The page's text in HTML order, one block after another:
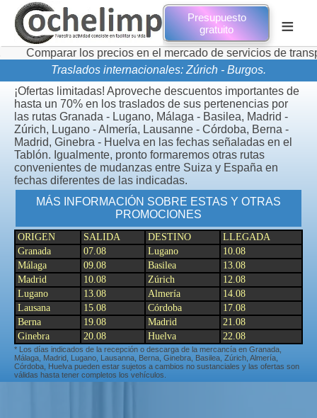
Presupuesto
gratuito
≡
los precios en el mercado de servicios de transporte de
Traslados internacionales: Zúrich - Burgos.
¡Ofertas limitadas! Aproveche descuentos importantes de
hasta un 70% en los traslados de sus pertenencias por
las rutas Granada - Lugano, Málaga - Basilea, Madrid -
Zúrich, Lugano - Almería, Lausanne - Córdoba, Berna -
Madrid, Ginebra - Huelva en las fechas señaladas en el
Tablón. Igualmente, pronto formaremos otras rutas
convenientes de mudanzas entre Suiza y España en
fechas diferentes de las indicadas.
MÁS INFORMACIÓN SOBRE ESTAS Y OTRAS
PROMOCIONES
ORIGEN SALIDA DESTINO
LLEGADA
Granada
07.08 Lugano
10.08
Málaga
09.08 Basilea
13.08
Madrid
10.08 Zúrich
12.08
Lugano
13.08 Almería
14.08
Lausana
15.08 Córdoba
17.08
Berna
19.08 Madrid
21.08
Ginebra
20.08 Huelva 22.08
* Los días indicados de la recepción o descarga de la mercancía en Granada,
Málaga, Madrid, Lugano, Lausanna, Berna, Ginebra, Basilea, Zúrich, Almería,
Córdoba, Huelva pueden estar sujetos a cambios no sustanciales y las ofertas son
válidas hasta tener completos los vehículos.